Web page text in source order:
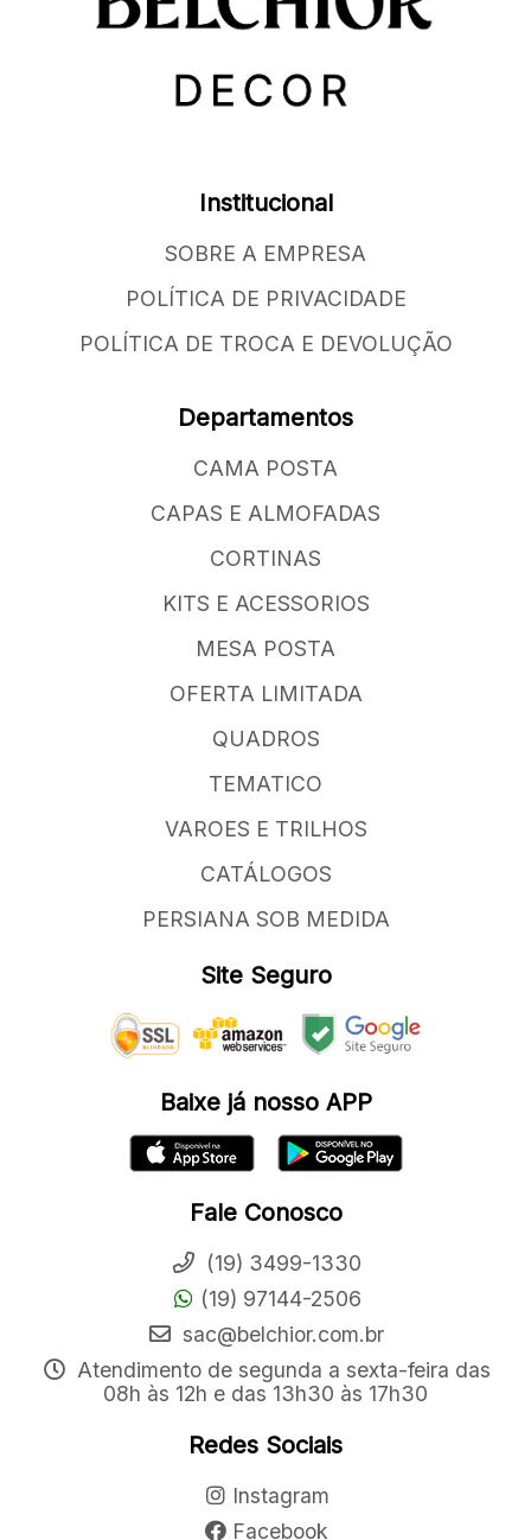
Institucional
SOBRE A EMPRESA
POLÍTICA DE PRIVACIDADE
POLÍTICA DE TROCA E DEVOLUÇÃO
Departamentos
CAMA POSTA
CAPAS E ALMOFADAS
CORTINAS
KITS E ACESSORIOS
MESA POSTA
OFERTA LIMITADA
QUADROS
TEMATICO
VAROES E TRILHOS
CATÁLOGOS
PERSIANA SOB MEDIDA
Site Seguro
Baixe já nosso APP
Fale Conosco
(19) 3499-1330
(19) 97144-2506
sac@belchior.com.br
Atendimento de segunda a sexta-feira das
08h às 12h e das 13h30 às 17h30
Redes Sociais
Instagram
Facebook